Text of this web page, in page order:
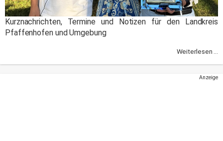
Kurznachrichten, Termine und Notizen für den Landkreis
Pfaffenhofen und Umgebung
Weiterlesen ...
Anzeige